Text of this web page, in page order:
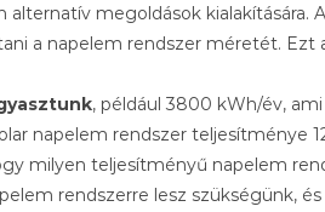
megoldások kialakítására.
a napelem rendszer méretét.
, például 3800 kWh/év,
napelem rendszer teljesítménye
milyen teljesítményű napelem
rendszerre lesz szükségünk,